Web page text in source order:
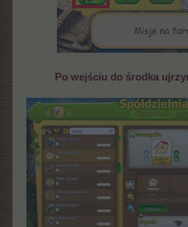
Po wejściu do środka